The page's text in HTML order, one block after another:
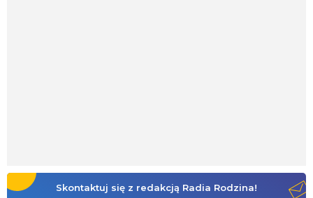
Skontaktuj się z redakcją Radia Rodzina!